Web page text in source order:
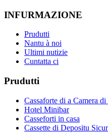
INFURMAZIONE
Prudutti
Nantu à noi
Ultimi nutizie
Cuntatta ci
Prudutti
Cassaforte di a Camera
Hotel Minibar
Casseforti in casa
Cassette di Depositu